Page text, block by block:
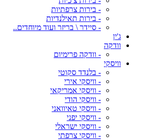
- בירות צרפתיות
- בירות תאילנדיות
- סיידר \ בריזר ועוד מיוחדים..
ג'ין
וודקה
- וודקה פרימיום
וויסקי
- בלנדד סקוטי
- וויסקי אירי
- וויסקי אמריקאי
- וויסקי הודי
- וויסקי טאיוואני
- וויסקי יפני
- וויסקי ישראלי
- וויסקי צרפתי